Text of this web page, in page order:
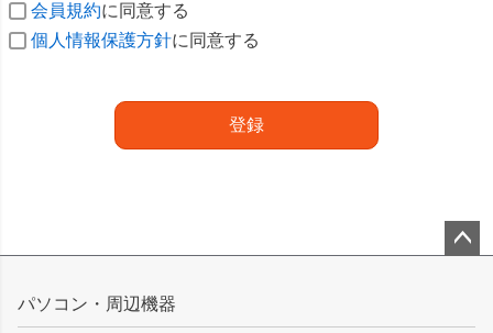
会員規約に同意する
個人情報保護方針に同意する
登録
ップ
パソコン・周辺機器